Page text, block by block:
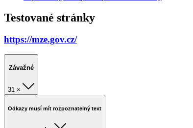
Testované stránky
https://mze.gov.cz/
Závažné
31 ×
Odkazy musí mít rozpoznatelný text